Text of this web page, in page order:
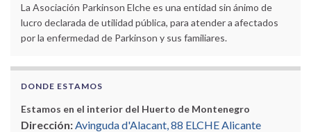
La Asociación Parkinson Elche es una entidad sin ánimo de
lucro declarada de utilidad pública, para atender a afectados
por la enfermedad de Parkinson y sus familiares.
DONDE ESTAMOS
Estamos en el interior del Huerto de Montenegro
Dirección: Avinguda d'Alacant, 88 ELCHE Alicante